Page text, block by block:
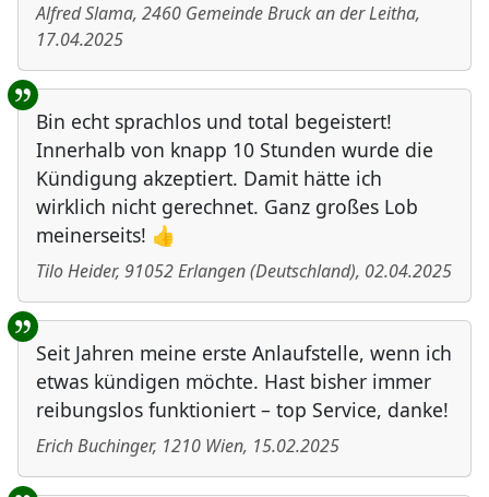
Alfred Slama, 2460 Gemeinde Bruck an der Leitha,
17.04.2025
Bin echt sprachlos und total begeistert!
Innerhalb von knapp 10 Stunden wurde die
Kündigung akzeptiert. Damit hätte ich
wirklich nicht gerechnet. Ganz großes Lob
meinerseits! 👍
Tilo Heider, 91052Erlangen(Deutschland), 02.04.2025
Seit Jahren meine erste Anlaufstelle, wenn ich
etwas kündigen möchte. Hast bisher immer
reibungslos funktioniert – top Service, danke!
Erich Buchinger, 1210 Wien, 15.02.2025